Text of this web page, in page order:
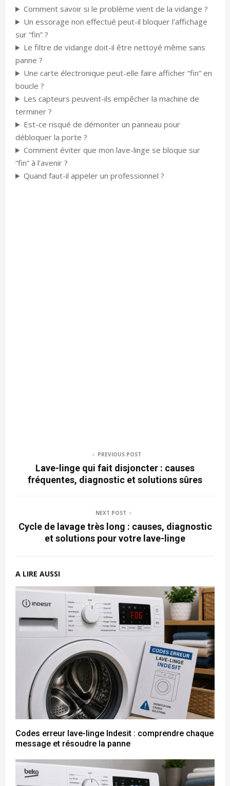
Comment savoir si le problème vient de la vidange ?
Un essorage non effectué peut-il bloquer l’affichage
sur “fin” ?
Le filtre de vidange doit-il être nettoyé même sans
panne ?
Une carte électronique peut-elle faire afficher “fin” en
boucle ?
Les capteurs peuvent-ils empêcher la machine de
terminer ?
Est-ce risqué de démonter un panneau pour
débloquer la porte ?
Comment éviter que mon lave-linge se bloque sur
“fin” à l’avenir ?
Quand faut-il appeler un professionnel ?
PREVIOUS POST
Lave-linge qui fait disjoncter : causes
fréquentes, diagnostic et solutions sûres
NEXT POST
Cycle de lavage très long : causes, diagnostic
et solutions pour votre lave-linge
A LIRE AUSSI
Codes erreur lave-linge Indesit : comprendre chaque
message et résoudre la panne